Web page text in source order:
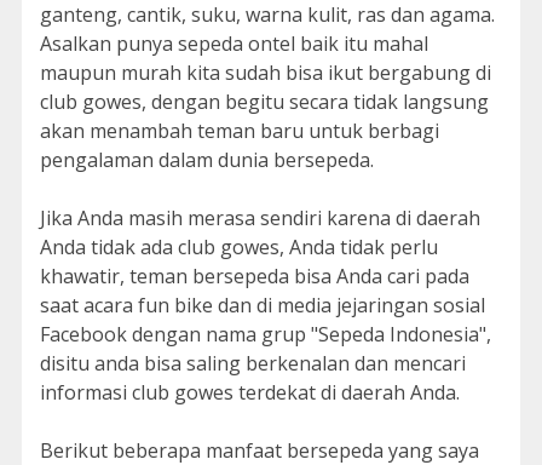
ganteng, cantik, suku, warna kulit, ras dan agama.
Asalkan punya sepeda ontel baik itu mahal
maupun murah kita sudah bisa ikut bergabung di
club gowes, dengan begitu secara tidak langsung
akan menambah teman baru untuk berbagi
pengalaman dalam dunia bersepeda.
Jika Anda masih merasa sendiri karena di daerah
Anda tidak ada club gowes, Anda tidak perlu
khawatir, teman bersepeda bisa Anda cari pada
saat acara fun bike dan di media jejaringan sosial
Facebook dengan nama grup "Sepeda Indonesia",
disitu anda bisa saling berkenalan dan mencari
informasi club gowes terdekat di daerah Anda.
Berikut beberapa manfaat bersepeda yang saya